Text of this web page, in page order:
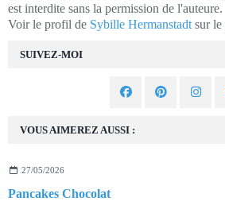
SUIVEZ-MOI
est interdite sans la permission de l'auteure.
Voir le profil de Sybille Hermanstadt sur
VOUS AIMEREZ AUSSI :
27/05/2026
Pancakes Chocolat